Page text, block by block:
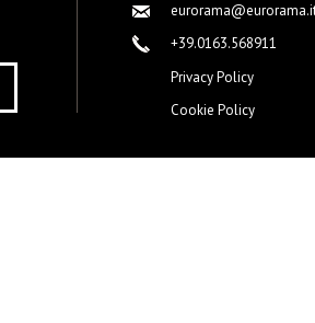
+39.0163.568911
Privacy Policy
Cookie Policy